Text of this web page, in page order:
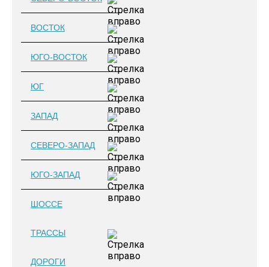
ВОСТОК
ЮГО-ВОСТОК
ЮГ
ЗАПАД
СЕВЕРО-ЗАПАД
ЮГО-ЗАПАД
ШОССЕ
ТРАССЫ
ДОРОГИ